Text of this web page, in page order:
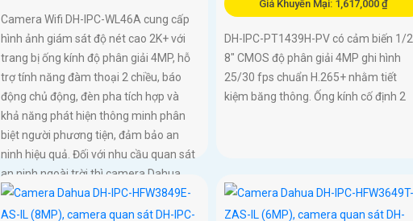
Camera Wifi DH-IPC-WL46A cung cấp
hình ảnh giám sát độ nét cao 2K+ với
trang bị ống kính độ phân giải 4MP, hỗ
trợ tính năng đàm thoại 2 chiều, báo
động chủ động, đèn pha tích hợp và
khả năng phát hiện thông minh phân
biệt người phương tiện, đảm bảo an
ninh hiệu quả. Đối với nhu cầu quan sát
an ninh ngoài trời thì camera Dahua
DH-IPC-WL46A chính là sự lựa chọn vô
cùng phù hợpCamera an ninh không
Giá Khuyến Mại: 1,617,000 ₫
DH-IPC-PT1439H-PV có cảm biến 1/2.
8″ CMOS độ phân giải 4MP ghi hình
25/30 fps chuẩn H.265+ nhằm tiết
kiệm băng thông. Ống kính cố định 2